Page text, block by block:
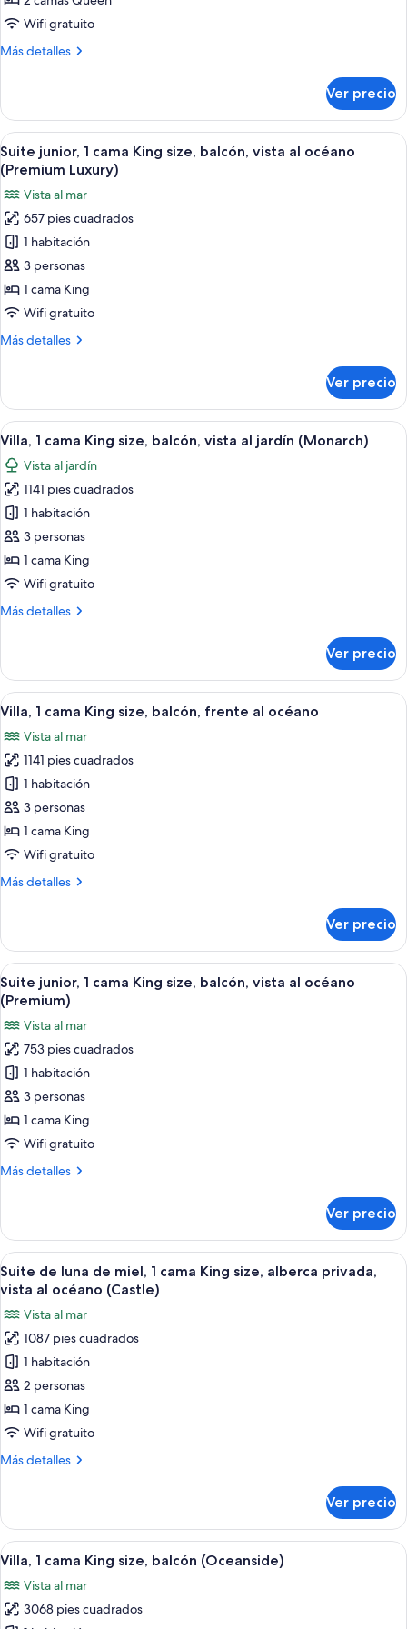
camas
size,
al
jardín
Wifi gratuito
Más detalles
Más
junior,
camas
Queen
size,
balcón,
vista
al
jardín
Ver precio
Abrir
todas
las
fotos
de
Suite
junior,
1
cama
size,
al
océano
(Premium
Luxury)
Una habitación de hotel moderna
7
Suite junior, 1 cama King size, balcón, vista al océano
(Premium Luxury)
Vista al mar
657 pies cuadrados
1 habitación
3 personas
1 cama King
Wifi gratuito
Más detalles
Más
junior,
cama
King
size,
balcón,
vista
al
océano
(Premium
Luxury)
Ver precio
Abrir
todas
las
fotos
de
Villa,
1
cama
size,
al
jardín
(Monarch)
Una terraza de madera con
8
Villa, 1 cama King size, balcón, vista al jardín (Monarch)
Vista al jardín
1141 pies cuadrados
1 habitación
3 personas
1 cama King
Wifi gratuito
Más detalles
Más
1
cama
King
balcón,
vista
al
jardín
(Monarch)
Ver precio
Abrir
todas
las
fotos
de
Villa,
1
cama
size,
al
océano
Amplia habitación con techo de
8
Villa, 1 cama King size, balcón, frente al océano
Vista al mar
1141 pies cuadrados
1 habitación
3 personas
1 cama King
Wifi gratuito
Más detalles
Más
1
cama
King
size,
balcón,
frente
al
océano
Ver precio
Abrir
todas
las
fotos
de
Suite
junior,
1
cama
size,
al
océano
(Premium)
Habitación de hotel moderna con
9
Suite junior, 1 cama King size, balcón, vista al océano
(Premium)
Vista al mar
753 pies cuadrados
1 habitación
3 personas
1 cama King
Wifi gratuito
Más detalles
Más
junior,
cama
King
balcón,
vista
al
océano
(Premium)
Ver precio
Abrir
todas
fotos
de
Suite
de
luna
de
1
size,
alberca
vista
al
Habitación de hotel moderna con
13
Suite de luna de miel, 1 cama King size, alberca privada,
vista al océano (Castle)
Vista al mar
1087 pies cuadrados
1 habitación
2 personas
1 cama King
Wifi gratuito
Más detalles
Más
de
luna
de
cama
King
Ver precio
Abrir
todas
las
fotos
Amplia sala de estar con techo alto,
15
Villa, 1 cama King size, balcón (Oceanside)
Vista al mar
3068 pies cuadrados